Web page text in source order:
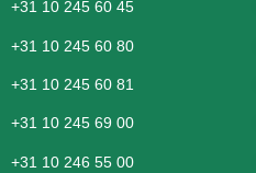
+31 10 245 60 45
+31 10 245 60 80
+31 10 245 60 81
+31 10 245 69 00
+31 10 246 55 00